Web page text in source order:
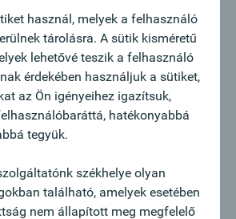
A vizuális tartalmak
szövegekkel vannak ellátva.
javításra vár: néhány tartalom, pl.
és táblázatok, nem
a képernyőolvasót
a navigációs elemek és az oldal
most is kezelhetők a billentyűzet
interaktív elemek általában
használ, melyek a felhasználó
tárolásra. A sütik kisméretű
lehetővé teszik a felhasználó
érdekében használjuk a sütiket,
az Ön igényeihez igazítsuk,
hatékonyabbá
tegyük.
székhelye olyan
található, amelyek esetében
nem állapított meg megfelelő